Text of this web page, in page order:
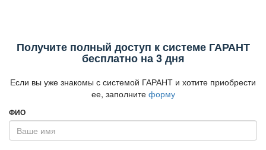
Получите полный доступ к системе ГАРАНТ
есплатно на 3 дня
Если вы уже знакомы с системой ГАРАНТ и хотите приобрести
ее, заполните форму
ФИО